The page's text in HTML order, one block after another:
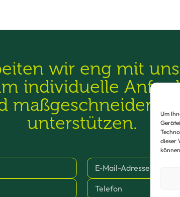
Um
dieser
wir eng mit
individuelle
maßgeschneiderte
unterstützen.